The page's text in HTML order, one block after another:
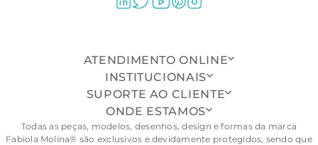
ATENDIMENTO ONLINE
INSTITUCIONAIS
SUPORTE AO CLIENTE
ONDE ESTAMOS
Todas as peças, modelos, desenhos, design e formas da marca
Fabiola Molina® são exclusivos e devidamente protegidos, sendo que